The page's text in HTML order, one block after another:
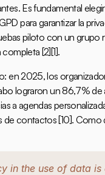
Es fundamental
para garantizar la
piloto con un grupo
completa [2][1].
en 2025, los
lograron un 86,7% de
a agendas
de contactos [10]. Como
in the use of data is